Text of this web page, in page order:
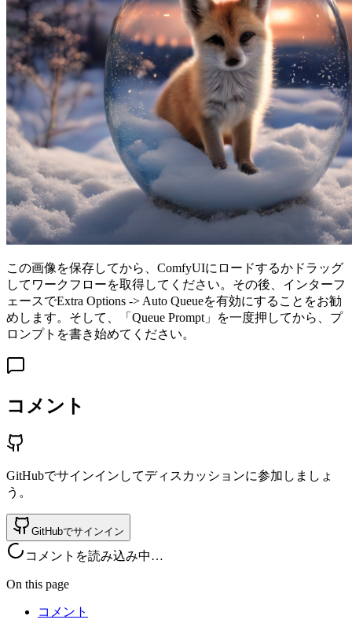
この画像を保存してから、ComfyUIにロードするかドラッグ
してワークフローを取得してください。その後、インターフ
ェースでExtra Options -> Auto Queueを有効にすることをお勧
めします。そして、「Queue Prompt」を一度押してから、プ
ロンプトを書き始めてください。
コメント
GitHubでサインインしてディスカッションに参加しましょ
う。
GitHubでサインイン
コメントを読み込み中…
On this page
コメント